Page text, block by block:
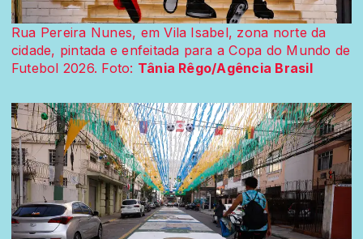
Rua Pereira Nunes, em Vila Isabel, zona norte da
cidade, pintada e enfeitada para a Copa do Mundo de
Futebol 2026. Foto: Tânia Rêgo/Agência Brasil